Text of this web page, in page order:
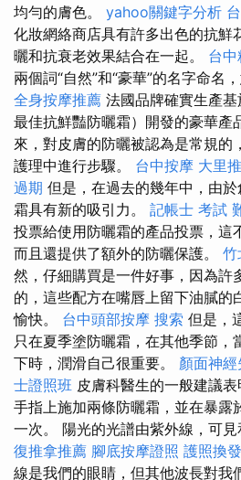
均勻的膚色。 yahoo關鍵字分析
化妝網絡商店具有許多出色的抗鮮
曬和抗衰老效果結合在一起。 台
兩個詞“自然”和“豪華”的名字命名
全身按摩推薦 法國品牌確實生產
最佳抗鮮豔防曬霜）開發的豪華產
來，對皮膚的防曬被認為是常規的
護理中進行步驟。 台中按摩 大里
過期 但是，在過去的幾年中，由
霜具有新的吸引力。 記帳士 考試
投票給使用防曬霜的產品投票，這
而且還提供了額外的防曬保護。 竹
然，仔細購買是一件好事，因為許
的，這些配方在嘴唇上留下油膩的
愉快。 台中頭部按摩 搜索 但是，
只在夏季塗防曬霜，在其他季節，
下時，潤滑自己很重要。 顏面神
士證照班 皮膚科醫生的一般建議
手指上施加兩條防曬霜，並在暴露
一次。 陽光的光譜由紫外線，可見
復推拿推薦 腳底按摩證照 護照換發
線是我們的眼睛，但其他波長對我